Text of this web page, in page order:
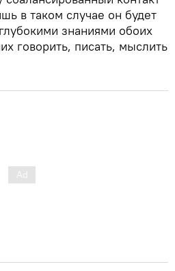
в таком случае он будет
знаниями обоих
говорить, писать, мыслить